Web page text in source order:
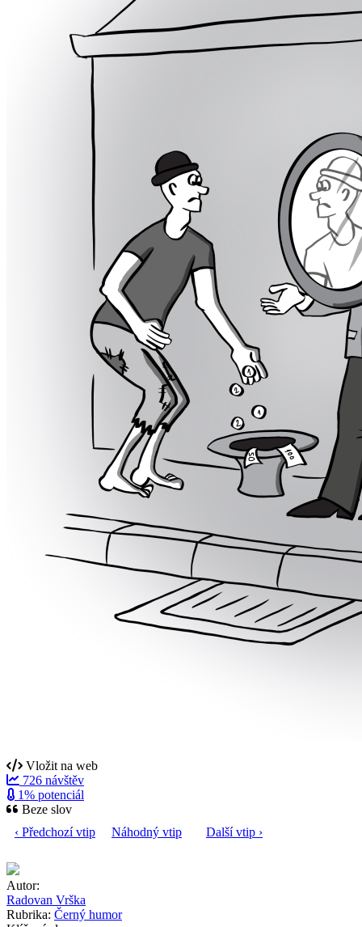
Vložit na web
726 návštěv
1% potenciál
Beze slov
‹ Předchozí vtip
Náhodný vtip Další vtip ›
Autor:
Radovan Vrška
Rubrika: Černý humor